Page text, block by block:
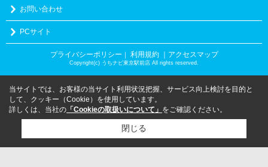
お問い合わせ
PCサイト
プライバシーポリシー ｜ 利用規約 ｜アクセスマップ
Copyright(c) うちナビ東京駅前店 All rights reserved.
当サイトでは、お客様の当サイト利用状況把握、サービス向上検討を目的と
して、クッキー（Cookie）を使用しています。
詳しくは、当社の 「Cookieの取扱いについて」 をご確認ください。
閉じる